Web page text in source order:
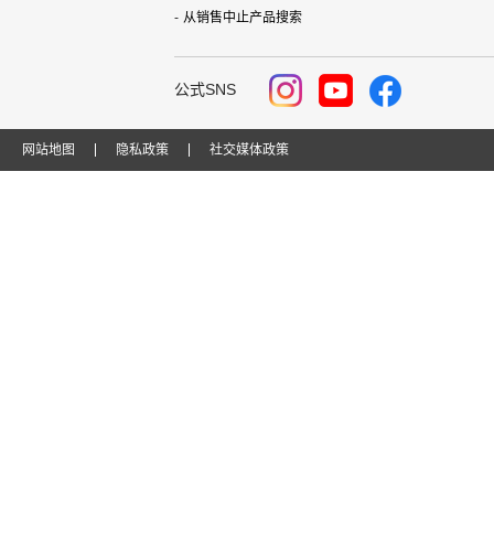
从销售中止产品搜索
公式SNS
网站地图 隐私政策 社交媒体政策